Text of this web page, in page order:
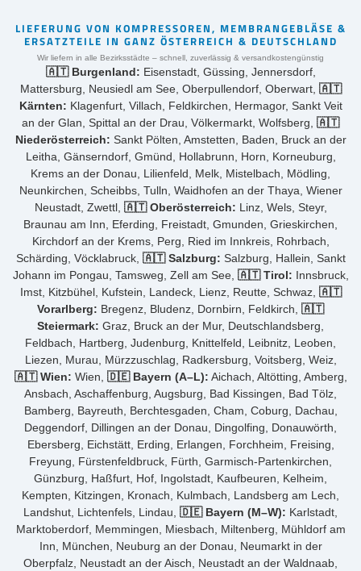
LIEFERUNG VON KOMPRESSOREN, MEMBRANGEBLÄSE &
ERSATZTEILE IN GANZ ÖSTERREICH & DEUTSCHLAND
Wir liefern in alle Bezirksstädte – schnell, zuverlässig & versandkostengünstig
🇦🇹 Burgenland: Eisenstadt, Güssing, Jennersdorf,
Mattersburg, Neusiedl am See, Oberpullendorf, Oberwart, 🇦🇹
Kärnten: Klagenfurt, Villach, Feldkirchen, Hermagor, Sankt Veit
an der Glan, Spittal an der Drau, Völkermarkt, Wolfsberg, 🇦🇹
Niederösterreich: Sankt Pölten, Amstetten, Baden, Bruck an der
Leitha, Gänserndorf, Gmünd, Hollabrunn, Horn, Korneuburg,
Krems an der Donau, Lilienfeld, Melk, Mistelbach, Mödling,
Neunkirchen, Scheibbs, Tulln, Waidhofen an der Thaya, Wiener
Neustadt, Zwettl, 🇦🇹 Oberösterreich: Linz, Wels, Steyr,
Braunau am Inn, Eferding, Freistadt, Gmunden, Grieskirchen,
Kirchdorf an der Krems, Perg, Ried im Innkreis, Rohrbach,
Schärding, Vöcklabruck, 🇦🇹 Salzburg: Salzburg, Hallein, Sankt
Johann im Pongau, Tamsweg, Zell am See, 🇦🇹 Tirol: Innsbruck,
Imst, Kitzbühel, Kufstein, Landeck, Lienz, Reutte, Schwaz, 🇦🇹
Vorarlberg: Bregenz, Bludenz, Dornbirn, Feldkirch, 🇦🇹
Steiermark: Graz, Bruck an der Mur, Deutschlandsberg,
Feldbach, Hartberg, Judenburg, Knittelfeld, Leibnitz, Leoben,
Liezen, Murau, Mürzzuschlag, Radkersburg, Voitsberg, Weiz,
🇦🇹 Wien: Wien, 🇩🇪 Bayern (A–L): Aichach, Altötting, Amberg,
Ansbach, Aschaffenburg, Augsburg, Bad Kissingen, Bad Tölz,
Bamberg, Bayreuth, Berchtesgaden, Cham, Coburg, Dachau,
Deggendorf, Dillingen an der Donau, Dingolfing, Donauwörth,
Ebersberg, Eichstätt, Erding, Erlangen, Forchheim, Freising,
Freyung, Fürstenfeldbruck, Fürth, Garmisch-Partenkirchen,
Günzburg, Haßfurt, Hof, Ingolstadt, Kaufbeuren, Kelheim,
Kempten, Kitzingen, Kronach, Kulmbach, Landsberg am Lech,
Landshut, Lichtenfels, Lindau, 🇩🇪 Bayern (M–W): Karlstadt,
Marktoberdorf, Memmingen, Miesbach, Miltenberg, Mühldorf am
Inn, München, Neuburg an der Donau, Neumarkt in der
Oberpfalz, Neustadt an der Aisch, Neustadt an der Waldnaab,